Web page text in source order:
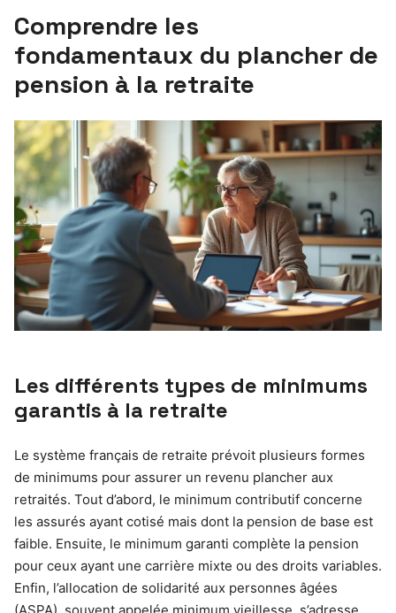
Comprendre les
fondamentaux du plancher de
pension à la retraite
Les différents types de minimums
garantis à la retraite
Le système français de retraite prévoit plusieurs formes
de minimums pour assurer un revenu plancher aux
retraités. Tout d’abord, le minimum contributif concerne
les assurés ayant cotisé mais dont la pension de base est
faible. Ensuite, le minimum garanti complète la pension
pour ceux ayant une carrière mixte ou des droits variables.
Enfin, l’allocation de solidarité aux personnes âgées